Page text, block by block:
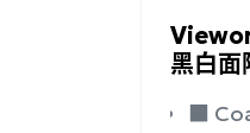
黑白
■